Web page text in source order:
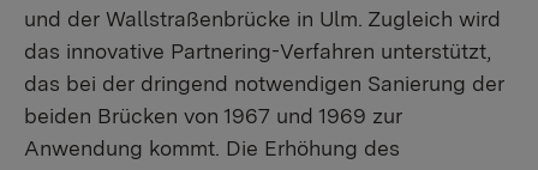
und der Wallstraßenbrücke in Ulm. Zugleich wird
das innovative Partnering-Verfahren unterstützt,
das bei der dringend notwendigen Sanierung der
beiden Brücken von 1967 und 1969 zur
Anwendung kommt. Die Erhöhung des